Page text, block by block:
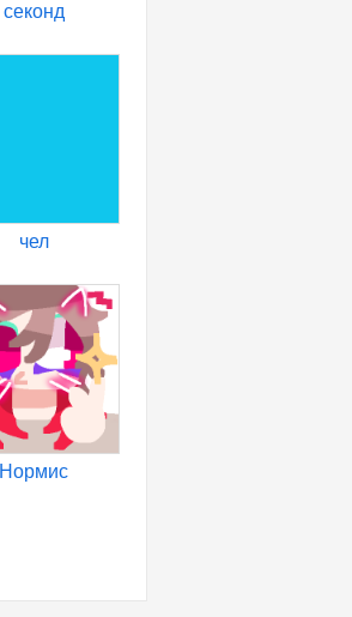
секонд
чел
Нормис